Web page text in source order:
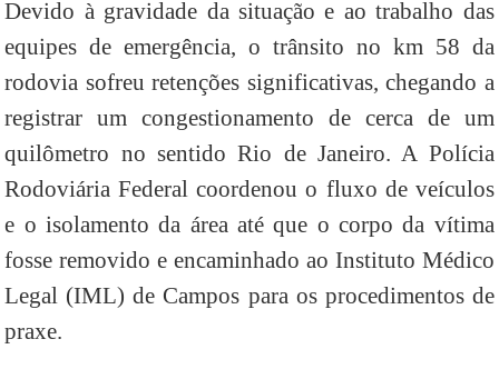
Devido à gravidade da situação e ao trabalho das
equipes de emergência, o trânsito no km 58 da
rodovia sofreu retenções significativas, chegando a
registrar um congestionamento de cerca de um
quilômetro no sentido Rio de Janeiro. A Polícia
Rodoviária Federal coordenou o fluxo de veículos
e o isolamento da área até que o corpo da vítima
fosse removido e encaminhado ao Instituto Médico
Legal (IML) de Campos para os procedimentos de
praxe.